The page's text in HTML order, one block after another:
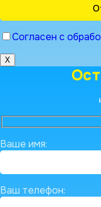
Согласен с
X
Ваше имя:
Ваш телефон: